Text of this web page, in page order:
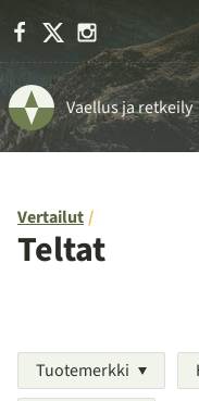
Facebook Instagram
Vaellus ja retkeily
Vertailut
Teltat
Tuotemerkki